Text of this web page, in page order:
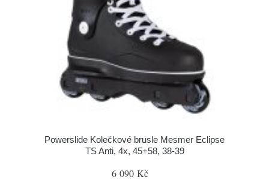
Powerslide Kolečkové brusle Mesmer Eclipse
TS Anti, 4x, 45+58, 38-39
6 090 Kč